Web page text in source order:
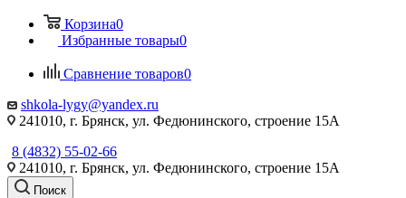
Корзина0
Избранные товары0
Сравнение товаров0
shkola-lygy@yandex.ru
241010, г. Брянск, ул. Федюнинского, строение 15А
8 (4832) 55-02-66
241010, г. Брянск, ул. Федюнинского, строение 15А
Поиск